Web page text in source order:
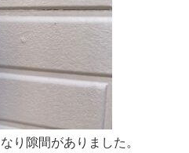
り隙間がありました。